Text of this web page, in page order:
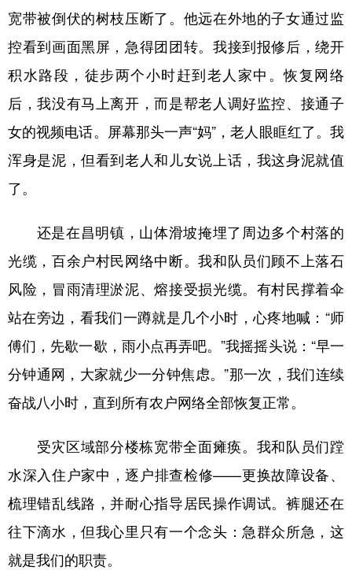
宽带被倒伏的树枝压断了。他远在外地的子女通过监
控看到画面黑屏，急得团团转。我接到报修后，绕开
积水路段，徒步两个小时赶到老人家中。恢复网络
后，我没有马上离开，而是帮老人调好监控、接通子
女的视频电话。屏幕那头一声“妈”，老人眼眶红了。我
浑身是泥，但看到老人和儿女说上话，我这身泥就值
了。
还是在昌明镇，山体滑坡掩埋了周边多个村落的
光缆，百余户村民网络中断。我和队员们顾不上落石
风险，冒雨清理淤泥、熔接受损光缆。有村民撑着伞
站在旁边，看我们一蹲就是几个小时，心疼地喊：“师
傅们，先歇一歇，雨小点再弄吧。”我摇摇头说：“早一
分钟通网，大家就少一分钟焦虑。”那一次，我们连续
奋战八小时，直到所有农户网络全部恢复正常。
受灾区域部分楼栋宽带全面瘫痪。我和队员们蹚
水深入住户家中，逐户排查检修——更换故障设备、
梳理错乱线路，并耐心指导居民操作调试。裤腿还在
往下滴水，但我心里只有一个念头：急群众所急，这
就是我们的职责。